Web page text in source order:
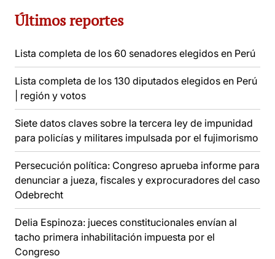
Últimos reportes
Lista completa de los 60 senadores elegidos en Perú
Lista completa de los 130 diputados elegidos en Perú
| región y votos
Siete datos claves sobre la tercera ley de impunidad
para policías y militares impulsada por el fujimorismo
Persecución política: Congreso aprueba informe para
denunciar a jueza, fiscales y exprocuradores del caso
Odebrecht
Delia Espinoza: jueces constitucionales envían al
tacho primera inhabilitación impuesta por el
Congreso